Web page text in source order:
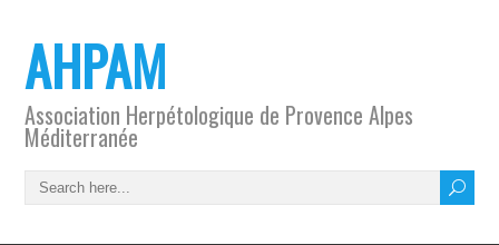
AHPAM
Association Herpétologique de Provence Alpes
Méditerranée